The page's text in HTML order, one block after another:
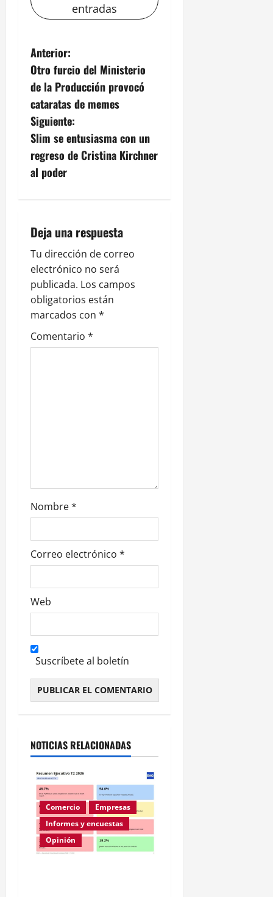
entradas
N
a
v
e
g
a
i
ó
n
d
e
d
a
s
Anterior:
Otro furcio del Ministerio
de la Producción provocó
cataratas de memes
Siguiente:
Slim se entusiasma con un
regreso de Cristina Kirchner
al poder
Deja una respuesta
Tu dirección de correo
electrónico no será
publicada. Los campos
obligatorios están
marcados con *
Comentario *
Nombre*
Correo electrónico *
Web
Suscríbete al boletín
NOTICIAS RELACIONADAS
Comercio
Empresas
Informes y encuestas
Opinión